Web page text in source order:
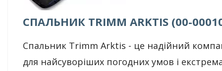
СПАЛЬНИК TRIMM ARKTIS (00-
Спальник Trimm Arktis - це надійний
для найсуворіших погодних умов і